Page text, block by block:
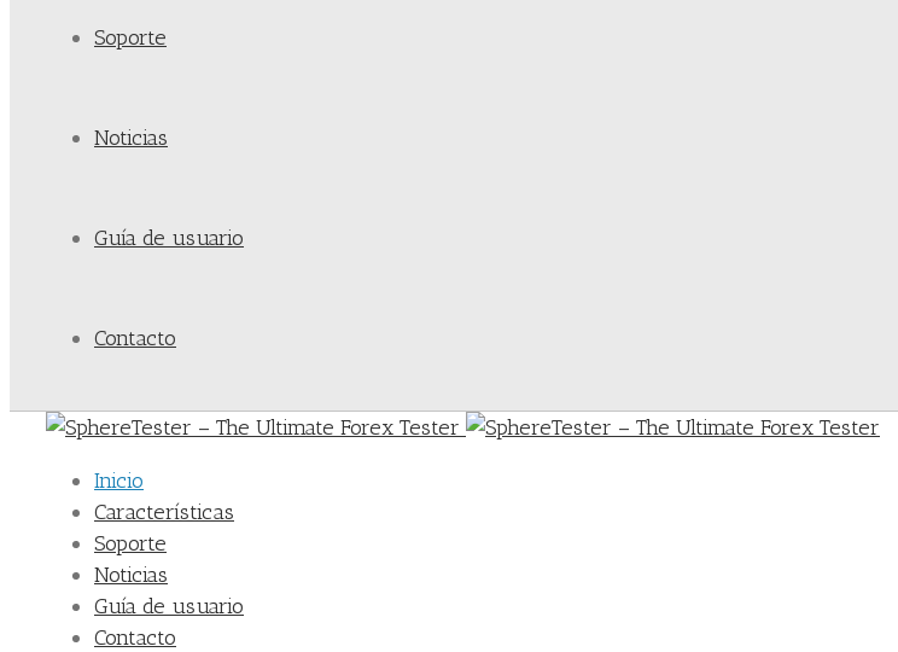
Soporte
Noticias
Guía de usuario
Contacto
Inicio
Características
Soporte
Noticias
Guía de usuario
Contacto